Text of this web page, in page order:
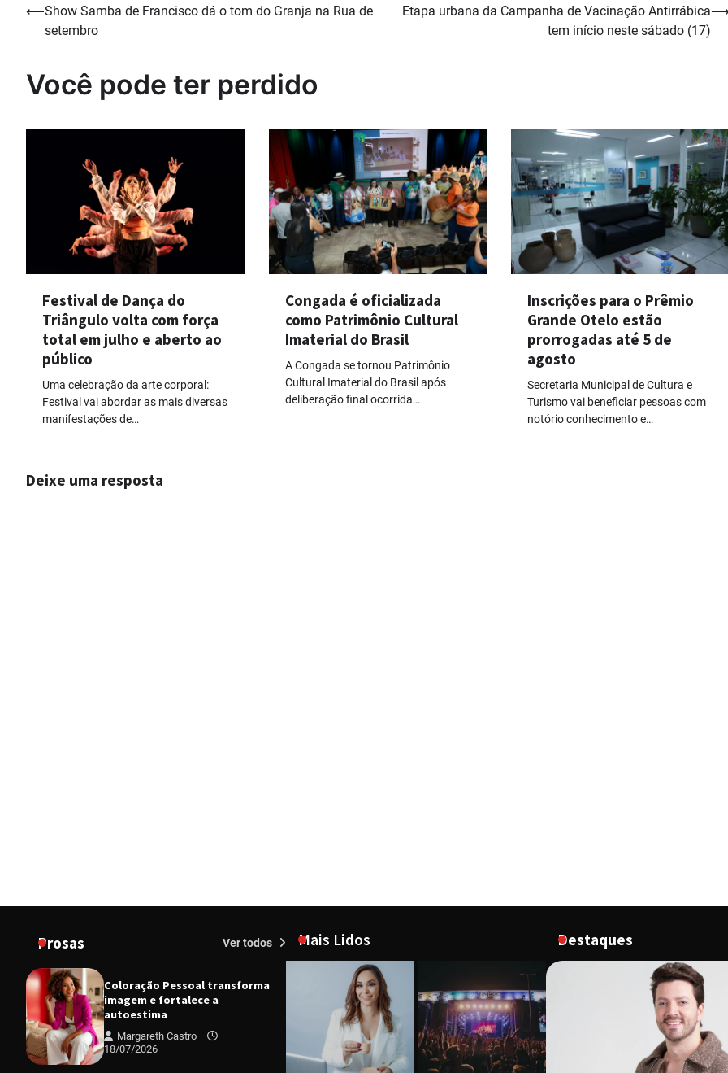
Navegação
⟵Show Samba de Francisco dá o tom do Granja na Rua de
setembro
Etapa urbana da Campanha de Vacinação Antirrábica
tem início neste sábado (17)
Você pode ter perdido
Festival de Dança do
Triângulo volta com força
total em julho e aberto ao
público
Uma celebração da arte corporal:
Festival vai abordar as mais diversas
manifestações de…
Congada é oficializada
como Patrimônio Cultural
Imaterial do Brasil
A Congada se tornou Patrimônio
Cultural Imaterial do Brasil após
deliberação final ocorrida…
Inscrições para o Prêmio
Grande Otelo estão
prorrogadas até 5 de
agosto
Secretaria Municipal de Cultura e
Turismo vai beneficiar pessoas com
notório conhecimento e…
Deixe uma resposta
Prosas Ver todos
Coloração Pessoal transforma
imagem e fortalece a
autoestima
Margareth Castro
18/07/2026
Mais Lidos Destaques